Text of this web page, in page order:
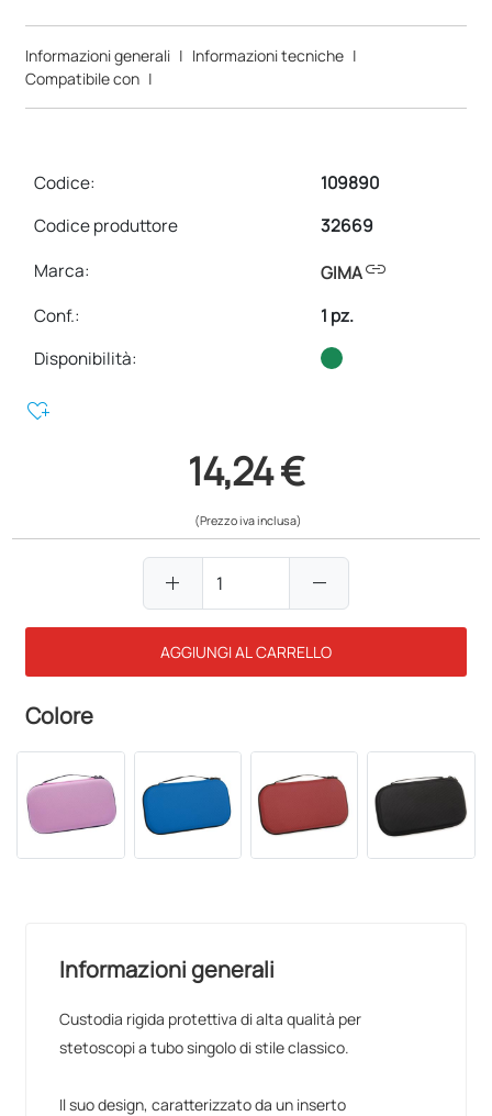
Informazioni generali | Informazioni tecniche |
Compatibile con |
Codice:
109890
Codice produttore
32669
Marca:
GIMAlink
Conf.:
1 pz.
Disponibilità:
heart_plus
14,24 €
(Prezzo iva inclusa)
add remove
AGGIUNGI AL CARRELLO
Colore
Informazioni generali
Custodia rigida protettiva di alta qualità per
stetoscopi a tubo singolo di stile classico.
Il suo design, caratterizzato da un inserto